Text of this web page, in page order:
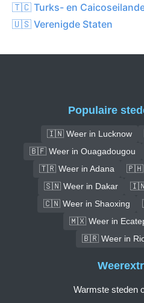
🇹🇨 Turks- en
🇺🇸 Verenigde Staten
Populaire
🇮🇳 Weer in Lucknow
🇧🇫 Weer in Ouagadougou
🇹🇷 Weer in Adana
🇵🇭
🇸🇳 Weer in Dakar
🇮🇳
🇨🇳 Weer in Shaoxing
🇲🇽 Weer in
🇧🇷 Weer in
Warmste steden